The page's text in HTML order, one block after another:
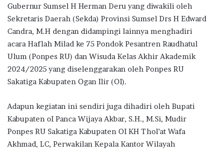
Gubernur Sumsel H Herman Deru yang diwakili oleh
Sekretaris Daerah (Sekda) Provinsi Sumsel Drs H Edward
Candra, M.H dengan didampingi lainnya menghadiri
acara Haflah Milad ke 75 Pondok Pesantren Raudhatul
Ulum (Ponpes RU) dan Wisuda Kelas Akhir Akademik
2024/2025 yang diselenggarakan oleh Ponpes RU
Sakatiga Kabupaten Ogan Ilir (OI).
Adapun kegiatan ini sendiri juga dihadiri oleh Bupati
Kabupaten oI Panca Wijaya Akbar, S.H., M.Si, Mudir
Ponpes RU Sakatiga Kabupaten OI KH Thol’at Wafa
Akhmad, LC, Perwakilan Kepala Kantor Wilayah